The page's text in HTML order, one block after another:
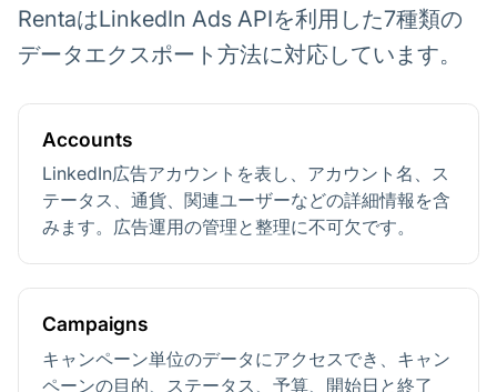
RentaはLinkedIn Ads APIを利用した7種類の
データエクスポート方法に対応しています。
Accounts
LinkedIn広告アカウントを表し、アカウント名、ス
テータス、通貨、関連ユーザーなどの詳細情報を含
みます。広告運用の管理と整理に不可欠です。
Campaigns
キャンペーン単位のデータにアクセスでき、キャン
ペーンの目的、ステータス、予算、開始日と終了